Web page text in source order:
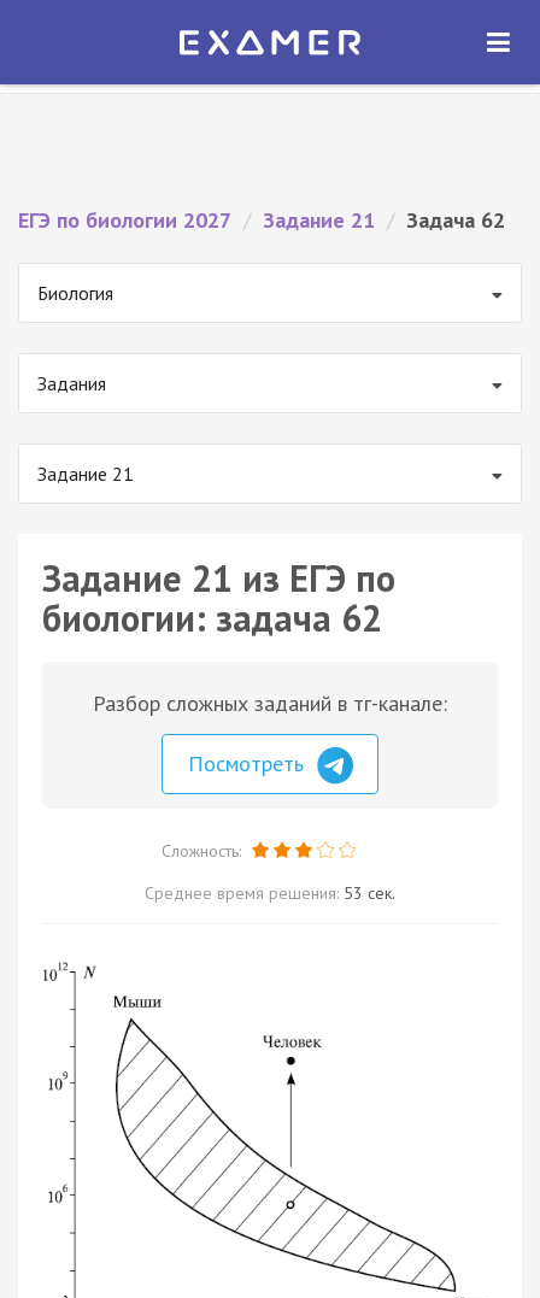
Экзамер — ЕГЭ 2027
ОТКРЫТЬ
ЕГЭ по биологии 2027 / Задание 21 / Задача 62
Биология
Задания
Задание 21
Задание 21 из ЕГЭ по
биологии: задача 62
Разбор сложных заданий в тг-канале:
Посмотреть
Сложность:
Среднее время решения: 53 сек.